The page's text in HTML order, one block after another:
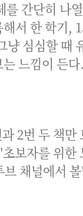
를 간단히 나
서 한 학기,
냥 심심할 때
느낌이 든
2번 두 책
보자를 위
채널에서